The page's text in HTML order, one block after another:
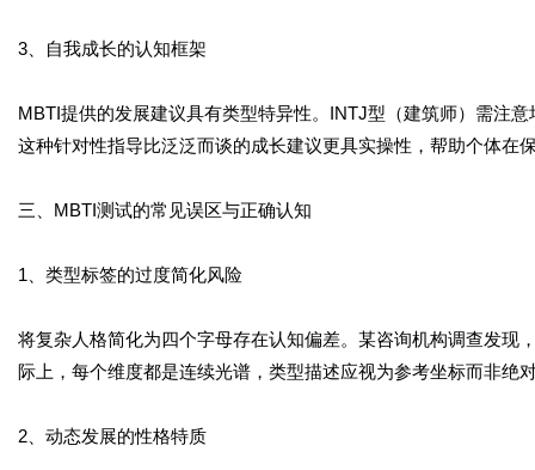
3、自我成长的认知框架
MBTI提供的发展建议具有类型特异性。INTJ型（建筑师）需注
这种针对性指导比泛泛而谈的成长建议更具实操性，帮助个体在
三、MBTI测试的常见误区与正确认知
1、类型标签的过度简化风险
将复杂人格简化为四个字母存在认知偏差。某咨询机构调查发现
际上，每个维度都是连续光谱，类型描述应视为参考坐标而非绝
2、动态发展的性格特质